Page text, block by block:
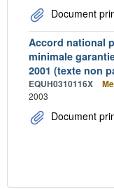
Document
Accord national
minimale
2001 (texte non
EQUH0310116X
2003
Document